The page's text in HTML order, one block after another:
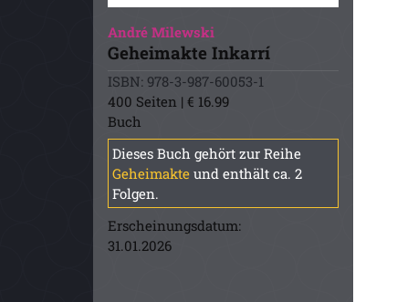
André Milewski
Geheimakte Inkarrí
ISBN: 978-3-987-60053-1
400 Seiten | € 16.99
Buch
Dieses Buch gehört zur Reihe
Geheimakte und enthält ca. 2
Folgen.
Erscheinungsdatum:
31.01.2026